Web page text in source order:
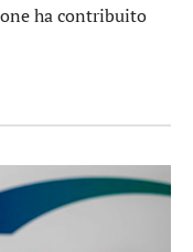
ha contribuito